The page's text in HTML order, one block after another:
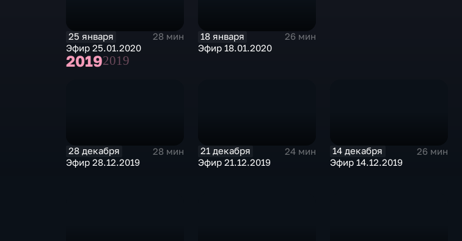
25 января
28 мин
Эфир 25.01.2020
18 января
26 мин
Эфир 18.01.2020
20192019
28 декабря
28 мин
Эфир 28.12.2019
21 декабря
24 мин
Эфир 21.12.2019
14 декабря
26 мин
Эфир 14.12.2019